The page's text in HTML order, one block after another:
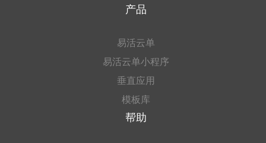
产品
易活云单
易活云单小程序
垂直应用
模板库
帮助